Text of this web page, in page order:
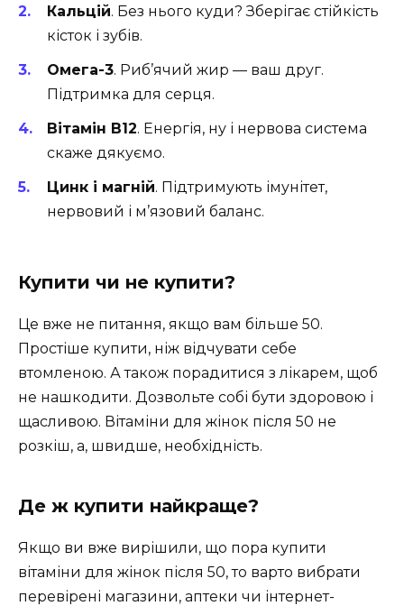
Кальцій. Без нього куди? Зберігає стійкість
кісток і зубів.
Омега-3. Риб’ячий жир — ваш друг.
Підтримка для серця.
Вітамін В12. Енергія, ну і нервова система
скаже дякуємо.
Цинк і магній. Підтримують імунітет,
нервовий і м’язовий баланс.
Купити чи не купити?
Це вже не питання, якщо вам більше 50.
Простіше купити, ніж відчувати себе
втомленою. А також порадитися з лікарем, щоб
не нашкодити. Дозвольте собі бути здоровою і
щасливою. Вітаміни для жінок після 50 не
розкіш, а, швидше, необхідність.
Де ж купити найкраще?
Якщо ви вже вирішили, що пора купити
вітаміни для жінок після 50, то варто вибрати
перевірені магазини, аптеки чи інтернет-